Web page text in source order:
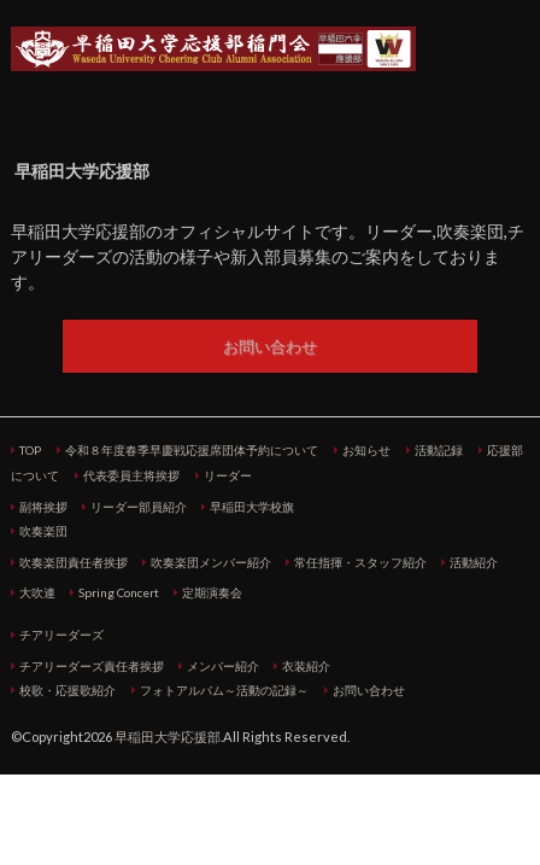
早稲田大学応援部
早稲田大学応援部のオフィシャルサイトです。リーダー,吹奏楽団,チ
アリーダーズの活動の様子や新入部員募集のご案内をしておりま
す。
お問い合わせ
TOP 令和８年度春季早慶戦応援席団体予約について お知らせ 活動記録
応援部
について
代表委員主将挨拶 リーダー
副将挨拶 リーダー部員紹介
早稲田大学校旗
吹奏楽団
吹奏楽団責任者挨拶 吹奏楽団メンバー紹介 常任指揮・スタッフ紹介 活動紹介
大吹連 Spring Concert 定期演奏会
チアリーダーズ
チアリーダーズ責任者挨拶 メンバー紹介
衣装紹介
校歌・応援歌紹介
フォトアルバム～活動の記録～ お問い合わせ
©Copyright2026早稲田大学応援部.All Rights Reserved.